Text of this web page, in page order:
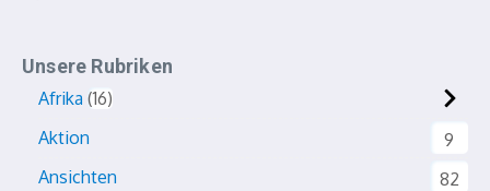
Unsere Rubriken
Afrika 16
Aktion
9
Ansichten
82